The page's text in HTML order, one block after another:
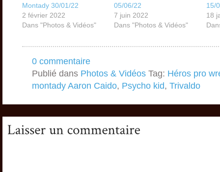
Montady 30/01/22
2 février 2022
Dans "Photos & Vidéos"
05/06/22
7 juin 2022
Dans "Photos & Vidéos"
15/
18
0 commentaire
Publié dans Photos & Vidéos Tag: Héros pro
montady Aaron Caido, Psycho kid, Trivaldo